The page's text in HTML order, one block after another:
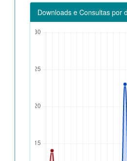
Downloads e Consultas por